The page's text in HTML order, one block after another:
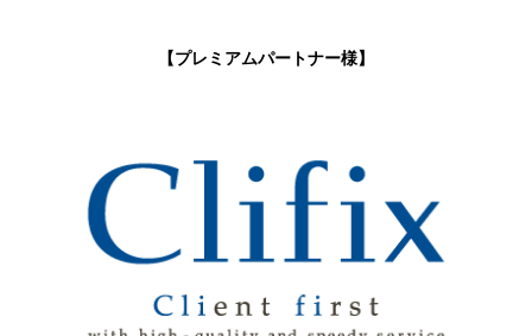
【プレミアムパートナー様】